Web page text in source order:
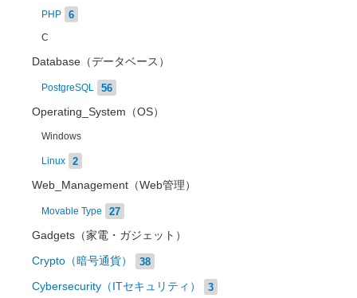
PHP 6
C
Database（データベース）
PostgreSQL 56
Operating_System（OS）
Windows
Linux 2
Web_Management（Web管理）
Movable Type 27
Gadgets（家電・ガジェット）
Crypto（暗号通貨） 38
Cybersecurity（ITセキュリティ） 3